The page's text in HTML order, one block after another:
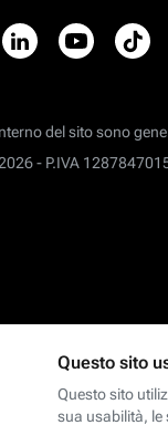
del sito sono
- P.IVA